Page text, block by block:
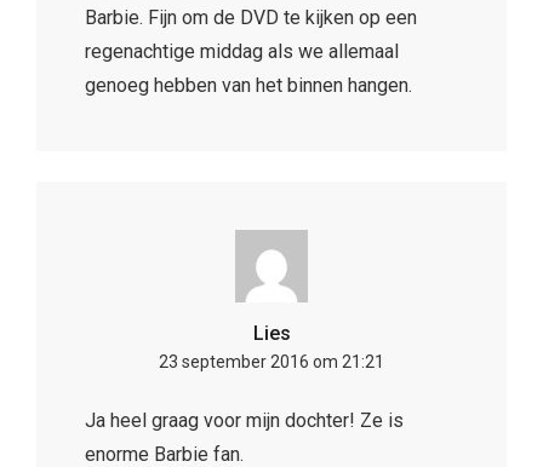
Barbie. Fijn om de DVD te kijken op een
regenachtige middag als we allemaal
genoeg hebben van het binnen hangen.
Lies
23 september 2016 om 21:21
Ja heel graag voor mijn dochter! Ze is
enorme Barbie fan.